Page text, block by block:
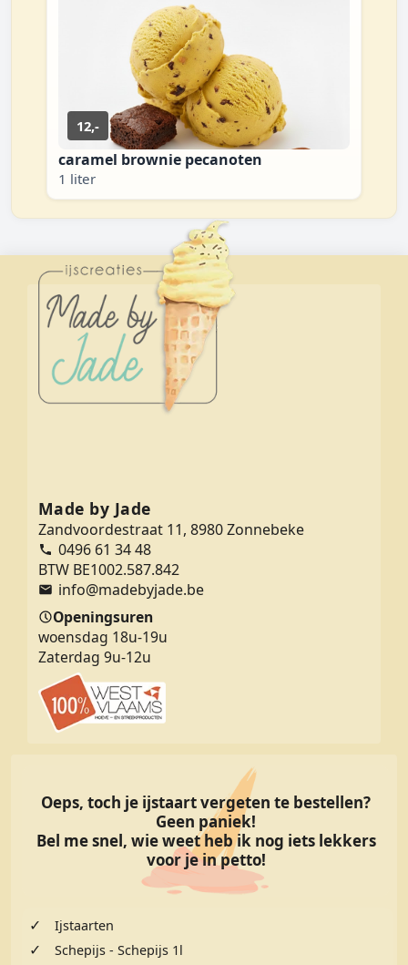
12,-
caramel brownie pecanoten
1 liter
Made by Jade
Zandvoordestraat 11, 8980 Zonnebeke
0496 61 34 48
BTW BE1002.587.842
info@madebyjade.be
Openingsuren
woensdag 18u-19u
Zaterdag 9u-12u
Oeps, toch je ijstaart vergeten te bestellen?
Geen paniek!
Bel me snel, wie weet heb ik nog iets lekkers
voor je in petto!
✓ Ijstaarten
✓ Schepijs - Schepijs 1l